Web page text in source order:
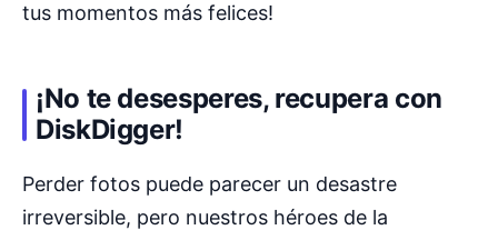
tus momentos más felices!
¡No te desesperes, recupera con
DiskDigger!
Perder fotos puede parecer un desastre
irreversible, pero nuestros héroes de la